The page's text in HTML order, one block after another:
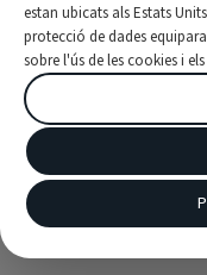
estan ubicats als Estats
protecció de dades
sobre l'ús de les cookies i